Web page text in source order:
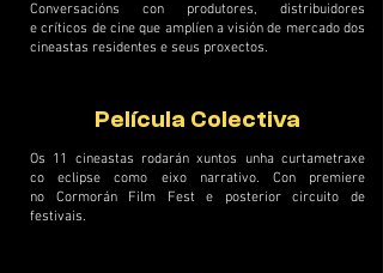
Conversacións con produtores, distribuidores
e críticos de cine que amplíen a visión de mercado dos
cineastas residentes e seus proxectos.
Película Colectiva
Os 11 cineastas rodarán xuntos unha curtametraxe
co eclipse como eixo narrativo. Con premiere
no Cormorán Film Fest e posterior circuito de
festivais.